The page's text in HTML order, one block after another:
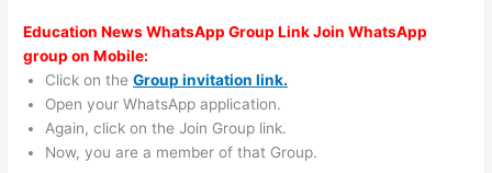
Education News WhatsApp Group Link Join WhatsApp
group on Mobile:
Click on theGroup invitation link.
Open your WhatsApp application.
Again, click on the Join Group link.
Now, you are a member of that Group.